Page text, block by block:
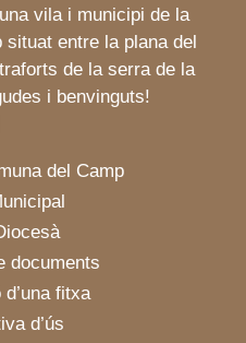
vila i municipi de la
entre la plana del
de la serra de la
i benvinguts!
del Camp
documents
fitxa
d’ús